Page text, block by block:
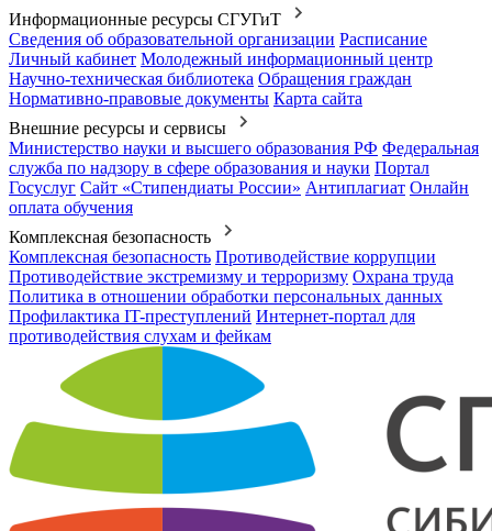
Информационные ресурсы СГУГиТ
Сведения об образовательной организации Расписание
Личный кабинет Молодежный информационный центр
Научно-техническая библиотека Обращения граждан
Нормативно-правовые документы Карта сайта
Внешние ресурсы и сервисы
Министерство науки и высшего образования РФ Федеральная
служба по надзору в сфере образования и науки Портал
Госуслуг Сайт «Стипендиаты России» Антиплагиат Онлайн
оплата обучения
Комплексная безопасность
Комплексная безопасность Противодействие коррупции
Противодействие экстремизму и терроризму Охрана труда
Политика в отношении обработки персональных данных
Профилактика IT-преступлений Интернет-портал для
противодействия слухам и фейкам